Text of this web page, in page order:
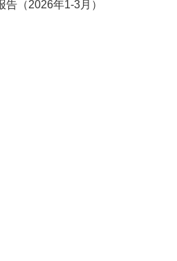
（2026年1-3月）